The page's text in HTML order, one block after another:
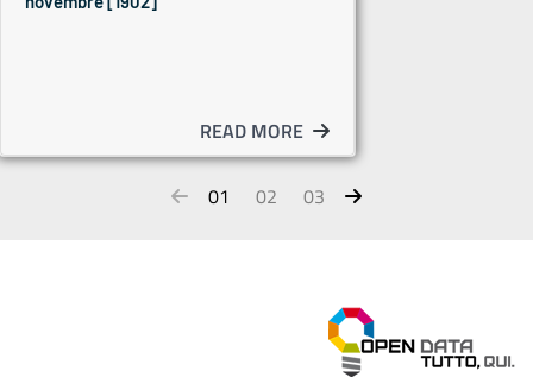
READ MORE
01 02 03